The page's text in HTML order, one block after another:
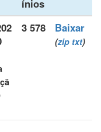
ínios
3 578 Baixar
(zip txt)